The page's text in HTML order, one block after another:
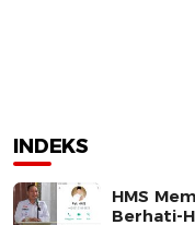
INDEKS
HMS
Berhati-